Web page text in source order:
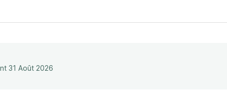
31 Août 2026